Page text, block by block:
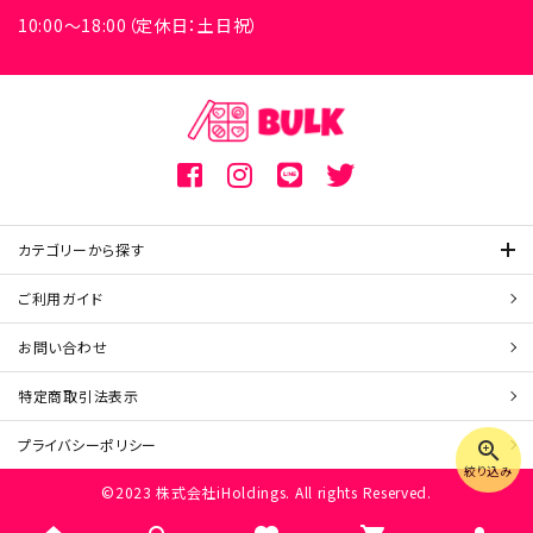
zoom_in
絞り込み
10:00～18:00（定休日：土日祝）
カテゴリーから探す
ご利用ガイド
お問い合わせ
特定商取引法表示
プライバシーポリシー
©2023 株式会社iHoldings. All rights Reserved.